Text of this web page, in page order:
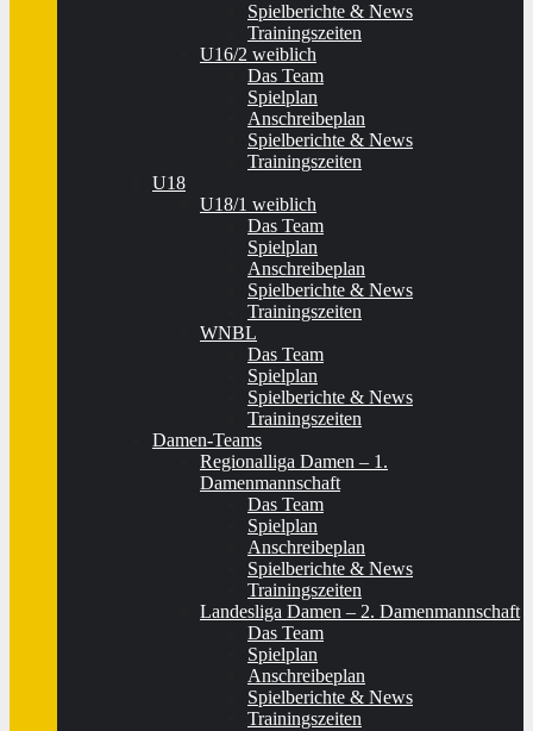
Spielberichte & News
Trainingszeiten
U16/2 weiblich
Das Team
Spielplan
Anschreibeplan
Spielberichte & News
Trainingszeiten
U18
U18/1 weiblich
Das Team
Spielplan
Anschreibeplan
Spielberichte & News
Trainingszeiten
WNBL
Das Team
Spielplan
Spielberichte & News
Trainingszeiten
Damen-Teams
Regionalliga Damen – 1.
Damenmannschaft
Das Team
Spielplan
Anschreibeplan
Spielberichte & News
Trainingszeiten
Landesliga Damen – 2. Damenmannschaft
Das Team
Spielplan
Anschreibeplan
Spielberichte & News
Trainingszeiten